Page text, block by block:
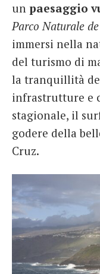
un paesaggio
Parco Naturale
immersi nella
del turismo di
la tranquillità
infrastrutture e
stagionale, il
godere della
Cruz.